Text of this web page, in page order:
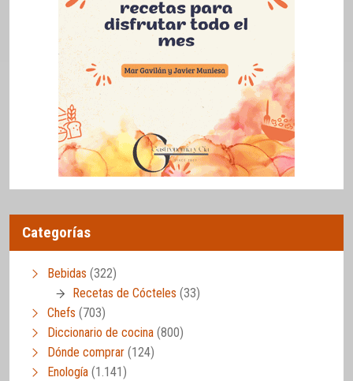
Categorías
Bebidas (322)
Recetas de Cócteles (33)
Chefs (703)
Diccionario de cocina (800)
Dónde comprar (124)
Enología (1.141)